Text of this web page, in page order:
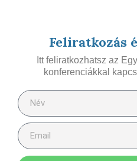
Feliratkozás
Itt feliratkozhatsz az
konferenciákkal